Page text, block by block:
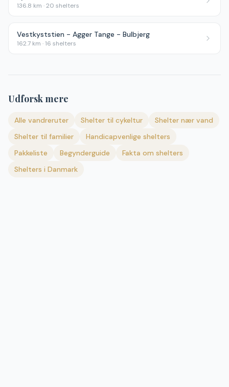
136.8 km ·20 shelters
Vestkyststien - Agger Tange - Bulbjerg
162.7 km · 16 shelters
Udforsk mere
Alle vandreruter Shelter til cykeltur
Shelter nær vand
Shelter til familier
Handicapvenlige shelters
Pakkeliste
Begynderguide
Fakta om shelters
Shelters i Danmark